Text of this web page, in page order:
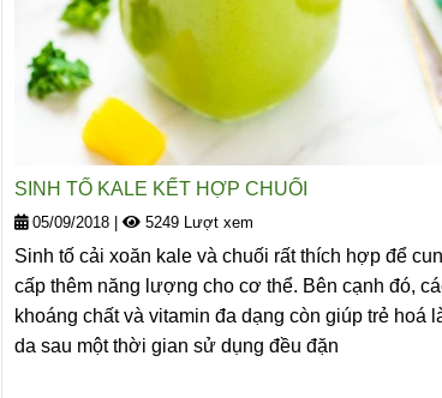
SINH TỐ KALE KẾT HỢP CHUỐI
05/09/2018 5249 Lượt xem
Sinh tố cải xoăn kale và chuối rất thích hợp để
cấp thêm năng lượng cho cơ thể. Bên cạnh đó,
khoáng chất và vitamin đa dạng còn giúp trẻ hoá
da sau một thời gian sử dụng đều đặn